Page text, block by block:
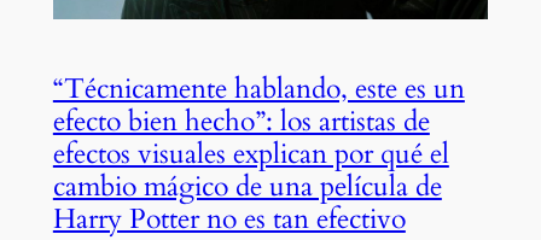
“Técnicamente hablando, este es un
efecto bien hecho”: los artistas de
efectos visuales explican por qué el
cambio mágico de una película de
Harry Potter no es tan efectivo